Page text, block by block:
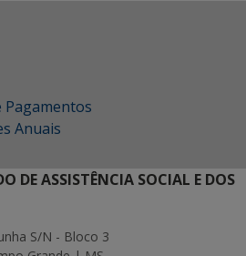
Pagamentos
Anuais
DE ASSISTÊNCIA SOCIAL E DOS
S/N - Bloco 3